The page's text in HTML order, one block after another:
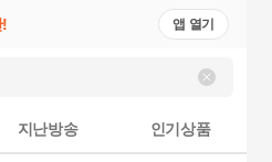
! 앱 열기
지난방송 인기상품